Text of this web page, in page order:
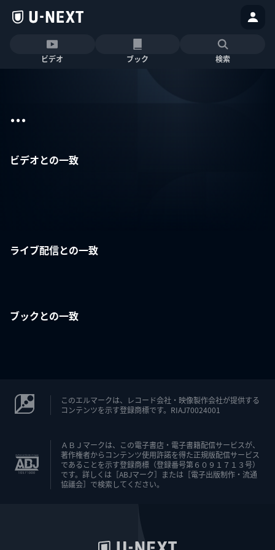
ビデオ ブック 検索
...
ビデオとの一致
ライブ配信との一致
ブックとの一致
このエルマークは、レコード会社・映像製作会社が提供する
コンテンツを示す登録商標です。RIAJ70024001
ＡＢＪマークは、この電子書店・電子書籍配信サービスが、
著作権者からコンテンツ使用許諾を得た正規版配信サービス
であることを示す登録商標（登録番号第６０９１７１３号）
です。詳しくは［ABJマーク］または［電子出版制作・流通
協議会］で検索してください。